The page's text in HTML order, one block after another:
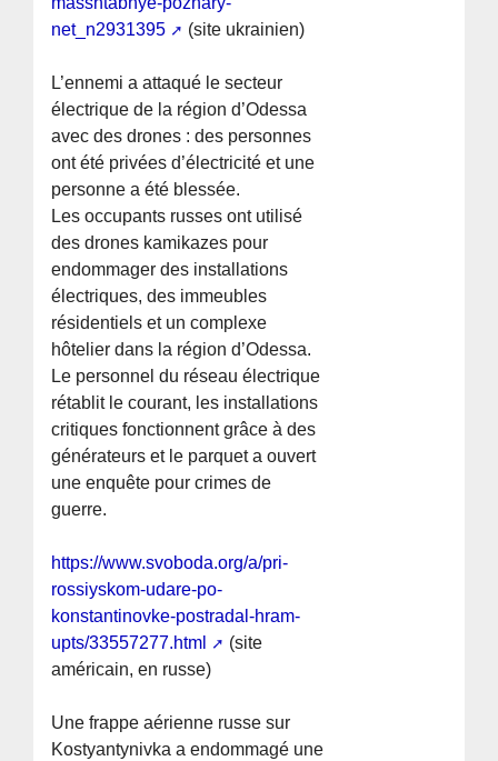
net_n2931395
(site ukrainien)
L’ennemi a attaqué le secteur
électrique de la région d’Odessa
avec des drones : des personnes
ont été privées d’électricité et une
personne a été blessée.
Les occupants russes ont utilisé
des drones kamikazes pour
endommager des installations
électriques, des immeubles
résidentiels et un complexe
hôtelier dans la région d’Odessa.
Le personnel du réseau électrique
rétablit le courant, les installations
critiques fonctionnent grâce à des
générateurs et le parquet a ouvert
une enquête pour crimes de
guerre.
https://www.svoboda.org/a/pri-
rossiyskom-udare-po-
konstantinovke-postradal-hram-
upts/33557277.html
(site
américain, en russe)
Une frappe aérienne russe sur
Kostyantynivka a endommagé une